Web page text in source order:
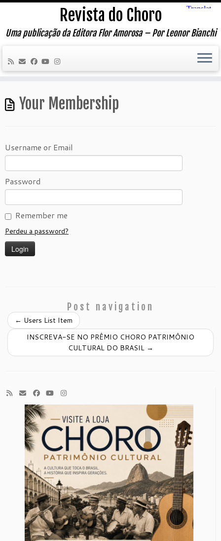
Skip
content
Revista do Choro
Uma publicação da Editora Flor Amorosa – Por Leonor Bianchi
Your Membership
Username or Email
Password
Remember me
Perdeu a password?
Post navigation
← Users List Item
INSCREVA-SE NO PRÊMIO CHORO PATRIMÔNIO
CULTURAL DO BRASIL →